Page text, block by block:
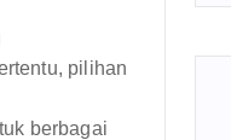
pilihan
berbagai